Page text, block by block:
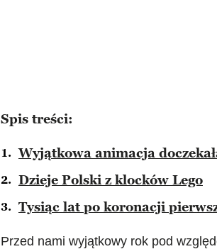
Spis treści:
Wyjątkowa animacja
Dzieje Polski z klocków Lego
Tysiąc lat po koronacji
Przed nami wyjątkowy rok pod